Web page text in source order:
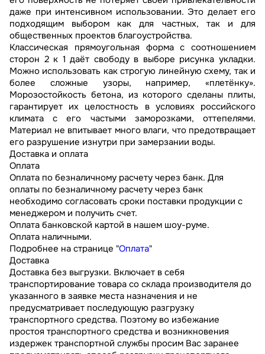
даже при интенсивном использовании. Это делает его
подходящим выбором как для частных, так и для
общественных проектов благоустройства.
Классическая прямоугольная форма с соотношением
сторон 2 к 1 даёт свободу в выборе рисунка укладки.
Можно использовать как строгую линейную схему, так и
более сложные узоры, например, «плетёнку».
Морозостойкость бетона, из которого сделаны плиты,
гарантирует их целостность в условиях российского
климата с его частыми заморозками, оттепелями.
Материал не впитывает много влаги, что предотвращает
его разрушение изнутри при замерзании воды.
Доставка и оплата
Оплата
Оплата по безналичному расчету через банк. Для
оплаты по безналичному расчету через банк
необходимо согласовать сроки поставки продукции с
менеджером и получить счет.
Оплата банковской картой в нашем шоу-руме.
Оплата наличными.
Подробнее на странице "Оплата"
Доставка
Доставка без выгрузки. Включает в себя
транспортирование товара со склада производителя до
указанного в заявке места назначения и не
предусматривает последующую разгрузку
транспортного средства. Поэтому во избежание
простоя транспортного средства и возникновения
издержек транспортной службы просим Вас заранее